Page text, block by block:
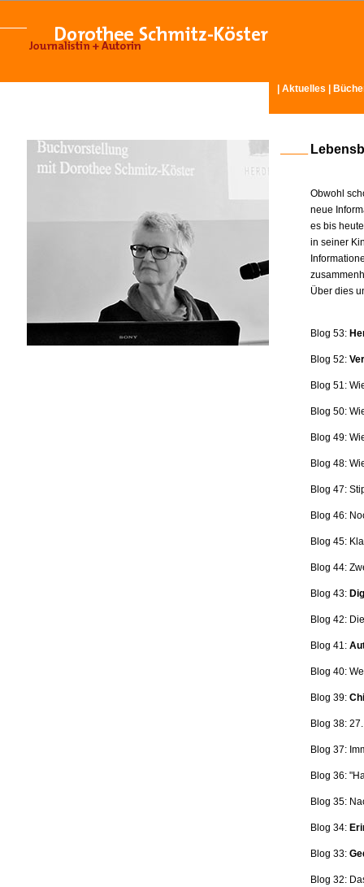
Aktuelles
Obwohl
neue
es bis
in seiner
Über dies
Blog 53:
Blog 52:
Blog 51:
Blog 50:
Blog 49:
Blog 48:
Blog 47:
Blog 46:
Blog 45:
Blog 44:
Blog 43:
Blog 42:
Blog 41:
Blog 40:
Blog 39:
Blog 38:
Blog 37:
Blog 36:
Blog 35:
Blog 34:
Blog 33:
Blog 32: